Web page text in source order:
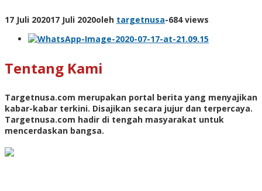
17 Juli 202017 Juli 2020oleh targetnusa-684 views
Tentang Kami
Targetnusa.com merupakan portal berita yang menyajikan
kabar-kabar terkini. Disajikan secara jujur dan terpercaya.
Targetnusa.com hadir di tengah masyarakat untuk
mencerdaskan bangsa.